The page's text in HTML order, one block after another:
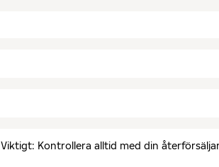
Viktigt: Kontrollera alltid med din